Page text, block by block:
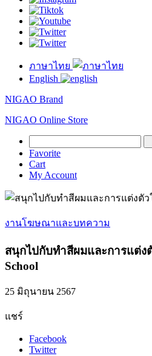
ภาษาไทย
English
NIGAO Brand
NIGAO Online Store
Favorite
Cart
My Account
งานโฆษณาและบทความ
สนุกไปกับทำสีผมและการแต่ง
School
25 มิถุนายน 2567
แชร์
Facebook
Twitter